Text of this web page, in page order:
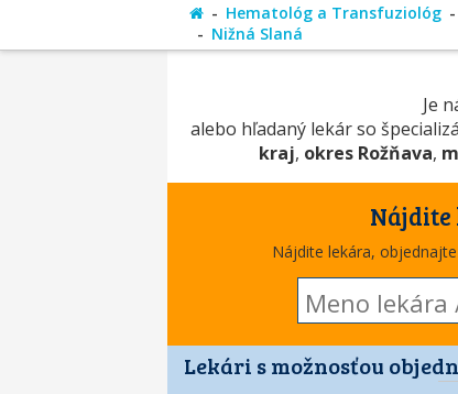
Hematológ a Transfuziológ
Nižná Slaná
Je
alebo hľadaný lekár so
kraj, okres Rožňava,
Nájdite
Nájdite lekára,
Lekári s možnosťou